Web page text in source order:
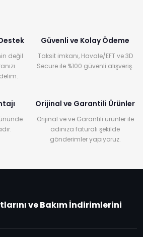
değil
Güvenli ve Kolay Ödeme
Taksit imkanı, Havale/EFT ve 3D
Secure ile %100 güvenli alışveriş.
Orijinal ve Garantili Ürünler
Orijinal ve ve Garantili ürünler ile
adınıza faturalı şekilde
gönderimler yapıyoruz.
ve Bakım İndirimlerini